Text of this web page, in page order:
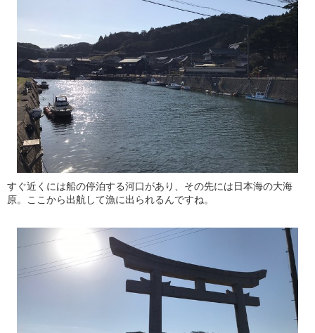
すぐ近くには船の停泊する河口があり、その先には日本海の大海
原。ここから出航して漁に出られるんですね。